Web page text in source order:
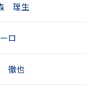
理生
ロ
徹也